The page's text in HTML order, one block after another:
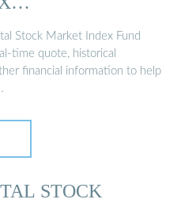
Stock Market Index Fund
time quote, historical
financial information to help
STOCK